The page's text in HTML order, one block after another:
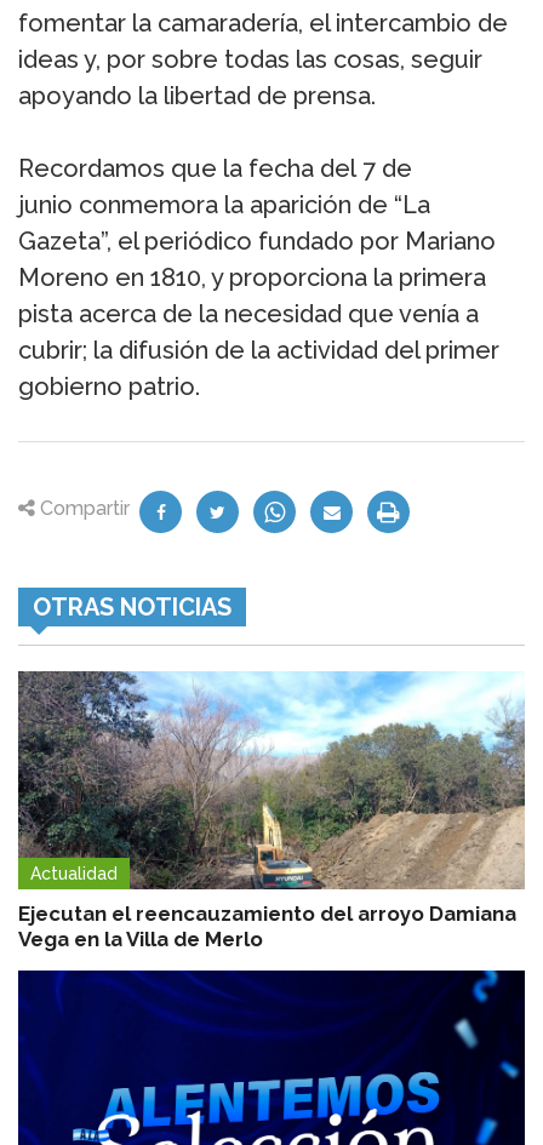
fomentar la camaradería, el intercambio de
ideas y, por sobre todas las cosas, seguir
apoyando la libertad de prensa.
Recordamos que la fecha del 7 de
junio conmemora la aparición de “La
Gazeta”, el periódico fundado por Mariano
Moreno en 1810, y proporciona la primera
pista acerca de la necesidad que venía a
cubrir; la difusión de la actividad del primer
gobierno patrio.
Compartir
OTRAS NOTICIAS
Actualidad
Ejecutan el reencauzamiento del arroyo Damiana
Vega en la Villa de Merlo